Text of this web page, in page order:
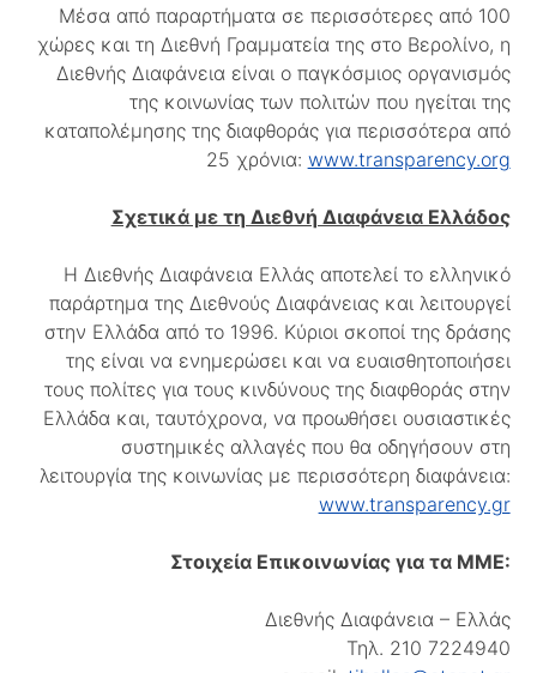
Μέσα από παραρτήματα σε περισσότερες από 100
χώρες και τη Διεθνή Γραμματεία της στο Βερολίνο, η
Διεθνής Διαφάνεια είναι ο παγκόσμιος οργανισμός
της κοινωνίας των πολιτών που ηγείται της
καταπολέμησης της διαφθοράς για περισσότερα από
25 χρόνια: www.transparency.org
Σχετικά με τη Διεθνή Διαφάνεια Ελλάδος
Η Διεθνής Διαφάνεια Ελλάς αποτελεί το ελληνικό
παράρτημα της Διεθνούς Διαφάνειας και λειτουργεί
στην Ελλάδα από το 1996. Κύριοι σκοποί της δράσης
της είναι να ενημερώσει και να ευαισθητοποιήσει
τους πολίτες για τους κινδύνους της διαφθοράς στην
Ελλάδα και, ταυτόχρονα, να προωθήσει ουσιαστικές
συστημικές αλλαγές που θα οδηγήσουν στη
λειτουργία της κοινωνίας με περισσότερη διαφάνεια:
www.transparency.gr
Στοιχεία Επικοινωνίας για τα ΜΜΕ:
Διεθνής Διαφάνεια – Ελλάς
Τηλ. 210 7224940